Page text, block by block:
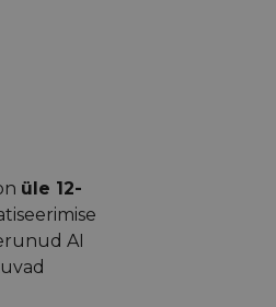
üle 12-
AI